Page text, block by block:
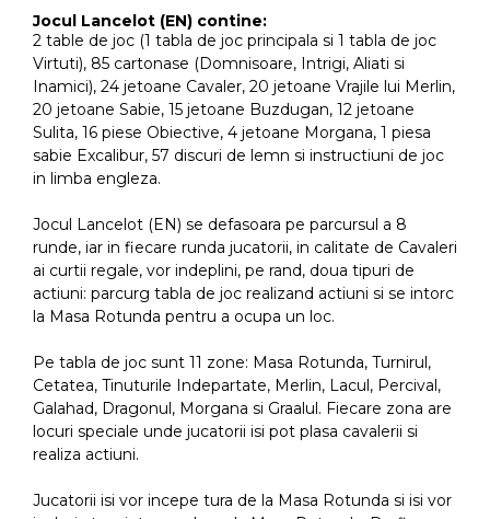
Jocul Lancelot (EN) contine:
2 table de joc (1 tabla de joc principala si 1 tabla de joc
Virtuti), 85 cartonase (Domnisoare, Intrigi, Aliati si
Inamici), 24 jetoane Cavaler, 20 jetoane Vrajile lui Merlin,
20 jetoane Sabie, 15 jetoane Buzdugan, 12 jetoane
Sulita, 16 piese Obiective, 4 jetoane Morgana, 1 piesa
sabie Excalibur, 57 discuri de lemn si instructiuni de joc
in limba engleza.
Jocul Lancelot (EN) se defasoara pe parcursul a 8
runde, iar in fiecare runda jucatorii, in calitate de Cavaleri
ai curtii regale, vor indeplini, pe rand, doua tipuri de
actiuni: parcurg tabla de joc realizand actiuni si se intorc
la Masa Rotunda pentru a ocupa un loc.
Pe tabla de joc sunt 11 zone: Masa Rotunda, Turnirul,
Cetatea, Tinuturile Indepartate, Merlin, Lacul, Percival,
Galahad, Dragonul, Morgana si Graalul. Fiecare zona are
locuri speciale unde jucatorii isi pot plasa cavalerii si
realiza actiuni.
Jucatorii isi vor incepe tura de la Masa Rotunda si isi vor